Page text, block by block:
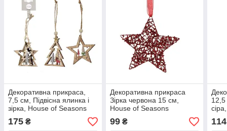
Декоративна прикраса,
7,5 см, Підвісна ялинка і
зірка, House of Seasons
175 ₴
Декоративна прикраса
Зірка червона 15 см,
House of Seasons
99₴
12,5
114